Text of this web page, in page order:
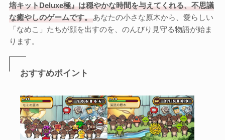
培キットDeluxe極』は穏やかな時間を与えてくれる、不思議
な癒やしのゲームです。あなたの小さな原木から、愛らしい
「なめこ」たちが顔を出すのを、のんびり見守る物語が始ま
ります。
おすすめポイント